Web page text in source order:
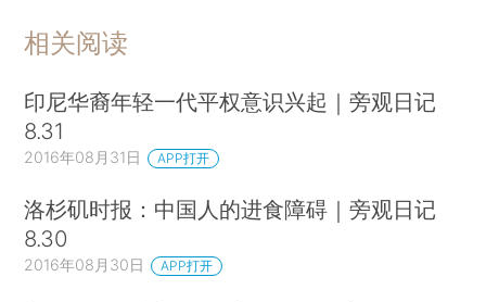
相关阅读
印尼华裔年轻一代平权意识兴起｜旁观日记
8.31
2016年08月31日 APP打开
洛杉矶时报：中国人的进食障碍｜旁观日记
8.30
2016年08月30日 APP打开